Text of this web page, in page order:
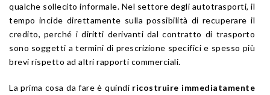
qualche sollecito informale. Nel settore degli autotrasporti, il
tempo incide direttamente sulla possibilità di recuperare il
credito, perché i diritti derivanti dal contratto di trasporto
sono soggetti a termini di prescrizione specifici e spesso più
brevi rispetto ad altri rapporti commerciali.
La prima cosa da fare è quindi ricostruire immediatamente